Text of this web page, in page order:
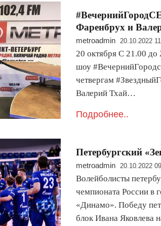
Фаренбрух и
metroadmin 20.10.2022
20 октября С 21.00
шоу
четвергам
Валерий Тхай…
Подробнее..
Петербургский
metroadmin 20.10.2022
Волейболисты
чемпионата России в
«Динамо». Победу
блок Ивана Яковлева